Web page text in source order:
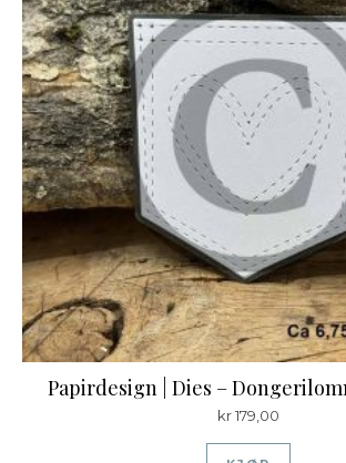
Papirdesign | Dies –
kr179,00